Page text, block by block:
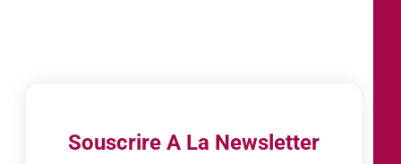
Souscrire A La Newsletter